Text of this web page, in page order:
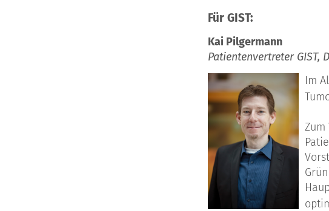
Für GIST:
Kai Pilgermann
Patientenvertreter GIST,
Im
Zum